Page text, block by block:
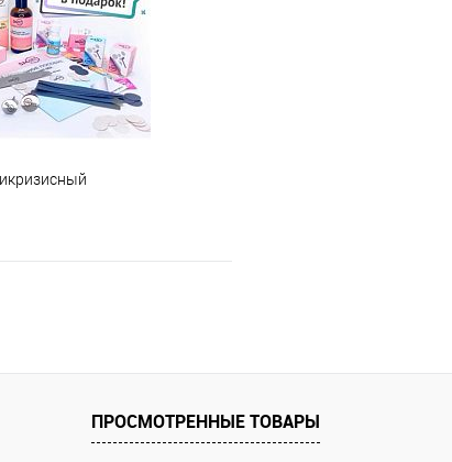
Недоступно
180 240
ПРОСМОТРЕННЫЕ ТОВАРЫ